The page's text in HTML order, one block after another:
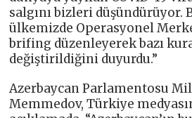
salgını bizleri düşündürüyor.
ülkemizde Operasyonel
brifing düzenleyerek bazı
değiştirildiğini duyurdu.”
Azerbaycan Parlamentosu
Memmedov, Türkiye